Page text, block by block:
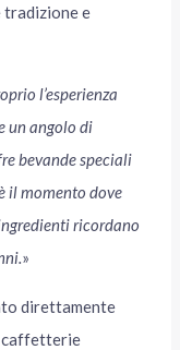
tradizione e
l’esperienza
un angolo di
bevande speciali
il momento dove
ricordano
»
direttamente
caffetterie